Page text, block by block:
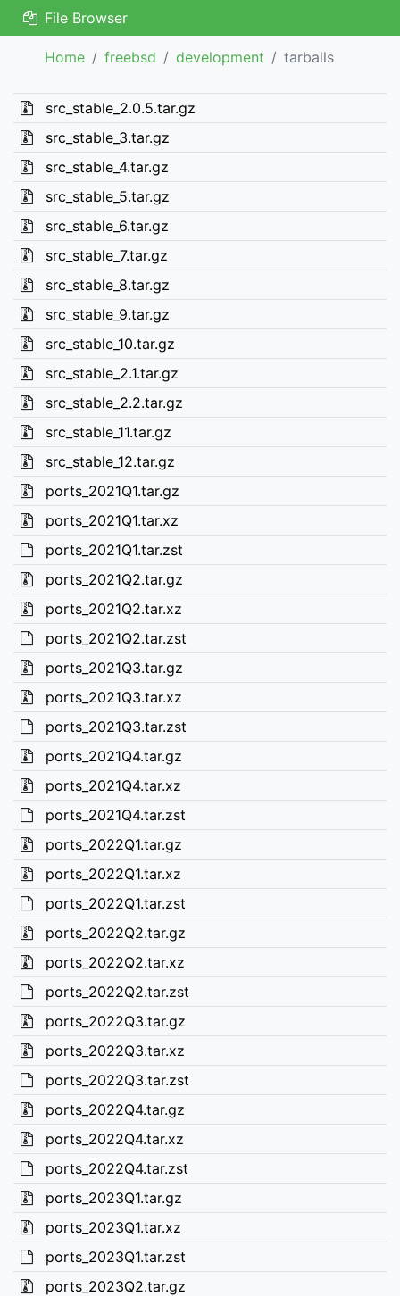
File Browser
Home freebsd development tarballs
src_stable_2.0.5.tar.gz
src_stable_3.tar.gz
src_stable_4.tar.gz
src_stable_5.tar.gz
src_stable_6.tar.gz
src_stable_7.tar.gz
src_stable_8.tar.gz
src_stable_9.tar.gz
src_stable_10.tar.gz
src_stable_2.1.tar.gz
src_stable_2.2.tar.gz
src_stable_11.tar.gz
src_stable_12.tar.gz
ports_2021Q1.tar.gz
ports_2021Q1.tar.xz
ports_2021Q1.tar.zst
ports_2021Q2.tar.gz
ports_2021Q2.tar.xz
ports_2021Q2.tar.zst
ports_2021Q3.tar.gz
ports_2021Q3.tar.xz
ports_2021Q3.tar.zst
ports_2021Q4.tar.gz
ports_2021Q4.tar.xz
ports_2021Q4.tar.zst
ports_2022Q1.tar.gz
ports_2022Q1.tar.xz
ports_2022Q1.tar.zst
ports_2022Q2.tar.gz
ports_2022Q2.tar.xz
ports_2022Q2.tar.zst
ports_2022Q3.tar.gz
ports_2022Q3.tar.xz
ports_2022Q3.tar.zst
ports_2022Q4.tar.gz
ports_2022Q4.tar.xz
ports_2022Q4.tar.zst
ports_2023Q1.tar.gz
ports_2023Q1.tar.xz
ports_2023Q1.tar.zst
ports_2023Q2.tar.gz